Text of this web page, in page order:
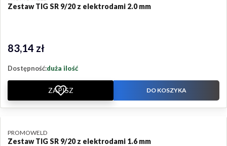
Zestaw TIG SR 9/20 z elektrodami 2.0 mm
Cena
83,14 zł
Dostępność:duża ilość
ZAPISZ DO KOSZYKA
Zestaw TIG SR 9/20 z elektrodami 1.6 mm
PRODUCENT
PROMOWELD